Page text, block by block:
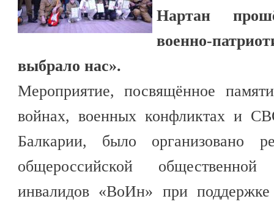
Нартан
военно-
выбрало нас».
Мероприятие, посвящённое
войнах, военных конфликтах и
Балкарии, было организовано
общероссийской
инвалидов «ВоИн» при